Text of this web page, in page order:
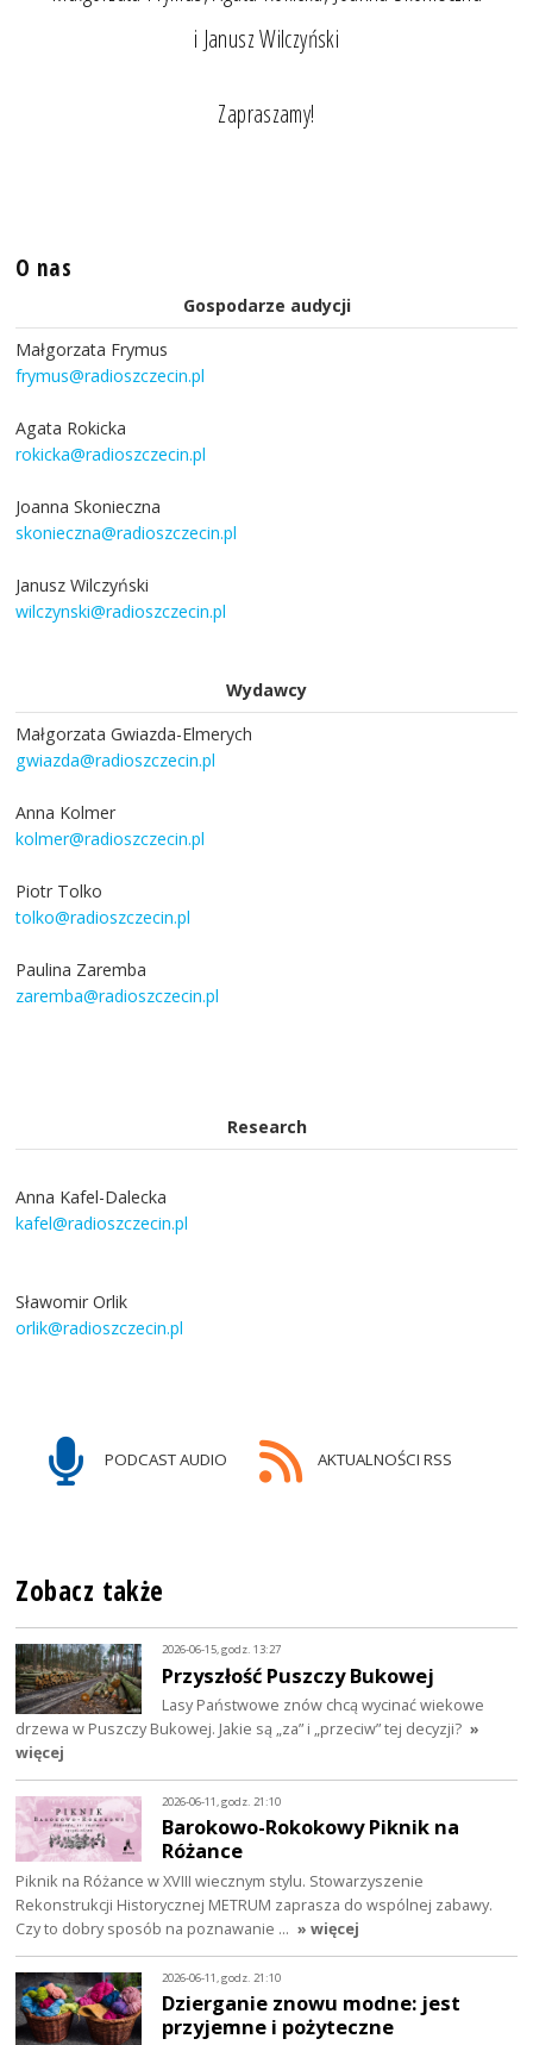
i Janusz Wilczyński
Zapraszamy!
O nas
Gospodarze audycji
Małgorzata Frymus
frymus@radioszczecin.pl
Agata Rokicka
rokicka@radioszczecin.pl
Joanna Skonieczna
skonieczna@radioszczecin.pl
Janusz Wilczyński
wilczynski@radioszczecin.pl
Wydawcy
Małgorzata Gwiazda-Elmerych
gwiazda@radioszczecin.pl
Anna Kolmer
kolmer@radioszczecin.pl
Piotr Tolko
tolko@radioszczecin.pl
Paulina Zaremba
zaremba@radioszczecin.pl
Research
Anna Kafel-Dalecka
kafel@radioszczecin.pl
Sławomir Orlik
orlik@radioszczecin.pl
PODCAST AUDIO AKTUALNOŚCI RSS
Zobacz także
2026-06-15, godz. 13:27
Przyszłość Puszczy Bukowej
Lasy Państwowe znów chcą wycinać wiekowe
drzewa w Puszczy Bukowej. Jakie są „za” i „przeciw” tej decyzji? »
więcej
2026-06-11, godz. 21:10
Barokowo-Rokokowy Piknik na
Różance
Piknik na Różance w XVIII wiecznym stylu. Stowarzyszenie
Rekonstrukcji Historycznej METRUM zaprasza do wspólnej zabawy.
Czy to dobry sposób na poznawanie … » więcej
2026-06-11, godz. 21:10
Dzierganie znowu modne: jest
przyjemne i pożyteczne